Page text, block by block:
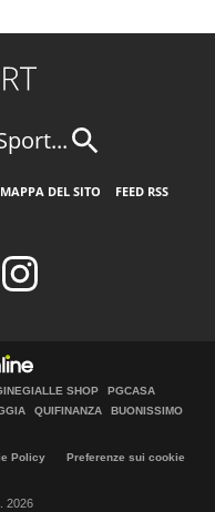
MAPPA DEL SITO
FEED RSS
SHOP
PGCASA
QUIFINANZA
BUONISSIMO
Policy
Preferenze sui cookie
2026